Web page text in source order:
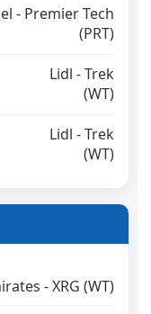
- Premier Tech
(PRT)
Lidl - Trek
(WT)
Lidl - Trek
(WT)
- XRG (WT)